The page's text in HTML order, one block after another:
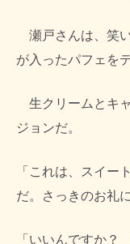
瀬戸さんは、笑
が入ったパフェを
生クリームとキ
ジョンだ。
「これは、スイー
だ。さっきのお礼
「いいんですか？